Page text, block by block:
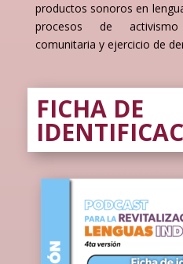
productos sonoros en
procesos de
comunitaria y ejercicio de
FICHA DE